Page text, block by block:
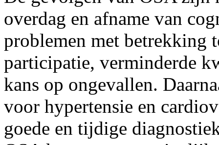
overdag en afname van
problemen met betrekking
participatie, verminderde
kans op ongevallen.
voor hypertensie en
goede en tijdige